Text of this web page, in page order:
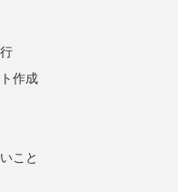
作成
こと